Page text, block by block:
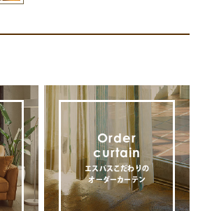
Order
curtain
エスパスこだわりの
オーダーカーテン